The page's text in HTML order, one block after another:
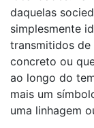
daquelas
simplesmente
transmitidos de
concreto ou
ao longo do
mais um
uma linhagem